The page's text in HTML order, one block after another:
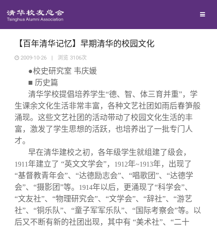
西南联大校友会
义工计划
新媒体平台
青春风采
校友文苑
校友讲坛
校友视界
校友服务
终身学习
信息化服务
校友总会
总会简介
关闭
【百年清华记忆】早期清华的校园文化
2009-10-26 | 浏览 3106次
●校史研究室 韦庆媛
■ 历史篇
清华学校提倡培养学生“德、智、体三育并重”，学
生课余文化生活非常丰富，各种文艺社团如雨后春笋般
涌现。这些文艺社团的活动带动了校园文化生活的丰
富，激发了学生思想的活跃，也培养出了一批专门人
才。
早在清华建校之初，各年级学生就组建了级会，
1911年建立了 “英文文学会”， 1912年~1913年，出现了
“基督教青年会”、“达德励志会”、“唱歌团”、“达德学
会”、“摄影团”等。
1914年以后，更涌现了“科学会”、
“文友社”、“物理研究会”、“文学会”、“辞社”、“游艺
社”、“铜乐队”、“童子军军乐队”、“国际考察会”等。以
后又不断有新的社团出现，其中有 “美术社”、“二十